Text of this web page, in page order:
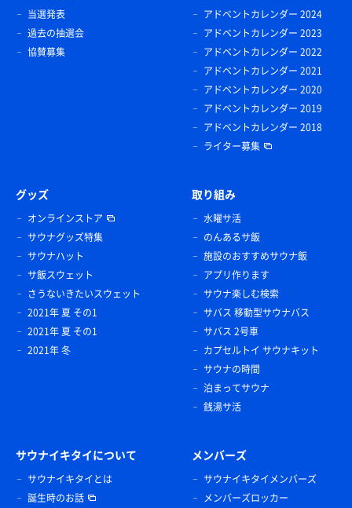
当選発表
過去の抽選会
協賛募集
アドベントカレンダー 2024
アドベントカレンダー 2023
アドベントカレンダー 2022
アドベントカレンダー 2021
アドベントカレンダー 2020
アドベントカレンダー 2019
アドベントカレンダー 2018
ライター募集
グッズ
オンラインストア
サウナグッズ特集
サウナハット
サ飯スウェット
さうないきたいスウェット
2021年 夏 その1
2021年 夏 その1
2021年 冬
取り組み
水曜サ活
のんあるサ飯
施設のおすすめサウナ飯
アプリ作ります
サウナ楽しむ検索
サバス 移動型サウナバス
サバス 2号車
カプセルトイ サウナキット
サウナの時間
泊まってサウナ
銭湯サ活
サウナイキタイについて
サウナイキタイとは
誕生時のお話
メンバーズ
サウナイキタイメンバーズ
メンバーズロッカー